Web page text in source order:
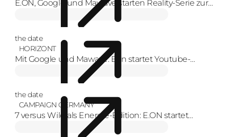
E.ON, Google und Mawave starten Reality-Serie zur
the date
HORIZONT
Mit Google und Mawave: Eon startet Youtube-
Format zur Energiewende mit Creators
the date
CAMPAIGN GERMANY
7 versus Wild als Energie-Edition: E.ON startet